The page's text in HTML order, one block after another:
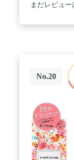
まだレビュ
No.20